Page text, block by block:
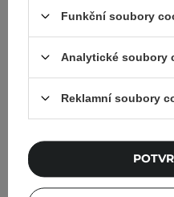
Apis - Professional -
Funkční soubory
Analytické soubory
Reklamní soubory